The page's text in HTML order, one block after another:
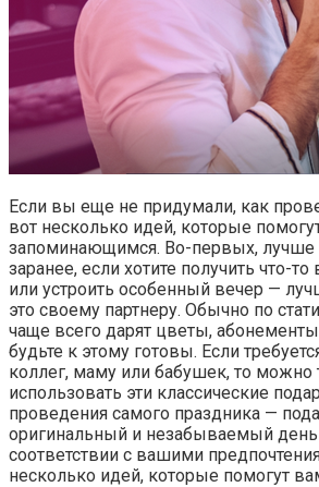
Если вы еще не придумали, как
вот несколько идей, которые
запоминающимся. Во-первых, лучше
заранее, если хотите получить что-
или устроить особенный вечер —
это своему партнеру. Обычно по
чаще всего дарят цветы,
будьте к этому готовы. Если
коллег, маму или бабушек, то можно
использовать эти классические
проведения самого праздника —
оригинальный и незабываемый
соответствии с вашими
несколько идей, которые помогут